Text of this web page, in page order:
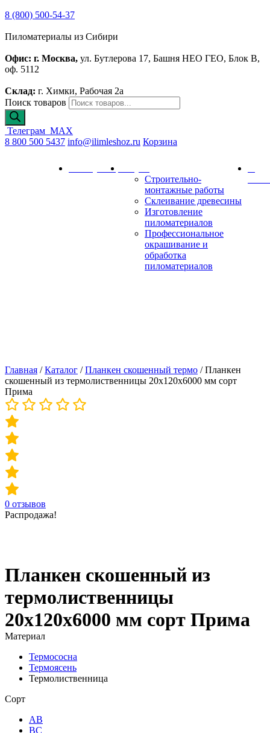
8 (800) 500-54-37
Пиломатериалы из Сибири
Офис: г. Москва, ул. Бутлерова 17, Башня НЕО ГЕО, Блок В,
оф. 5112
Склад: г. Химки, Рабочая 2а
Поиск товаров
Телеграм MAX
8 800 500 5437 info@ilimleshoz.ru Корзина
Калькулятор
Строительно-
монтажные работы
Склеивание древесины
Изготовление
пиломатериалов
Профессиональное
окрашивание и
обработка
пиломатериалов
Главная /Каталог /Планкен скошенный термо /Планкен
скошенный из термолиственницы 20х120х6000 мм сорт
Прима
0 отзывов
Распродажа!
Планкен скошенный из
термолиственницы
20х120х6000 мм сорт Прима
Материал
Термососна
Термоясень
Термолиственница
Сорт
АВ
ВС